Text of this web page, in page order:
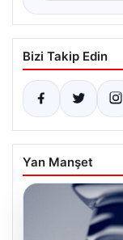
Bizi Takip Edin
Yan Manşet